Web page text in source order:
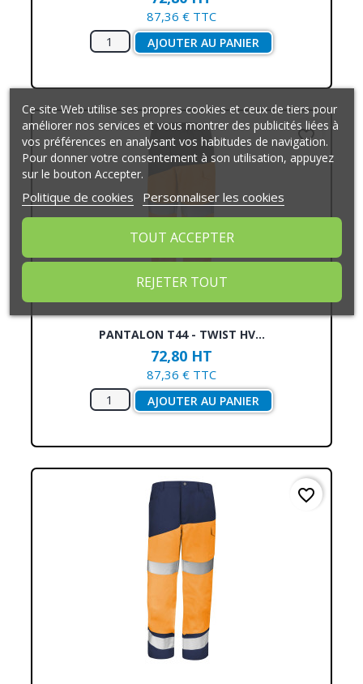
87,36 € TTC
AJOUTER AU PANIER
PANTALON T44 - TWIST HV...
72,80 HT
87,36 € TTC
AJOUTER AU PANIER
favorite_border
favorite_border
Ce site Web utilise ses propres cookies et ceux de tiers pour
améliorer nos services et vous montrer des publicités liées à
vos préférences en analysant vos habitudes de navigation.
Pour donner votre consentement à son utilisation, appuyez
sur le bouton Accepter.
Politique de cookies Personnaliser les cookies
REJETER TOUT
TOUT ACCEPTER